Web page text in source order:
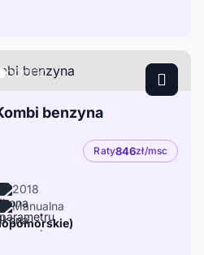
benzyna
Raty846zł/msc
2018
Manualna